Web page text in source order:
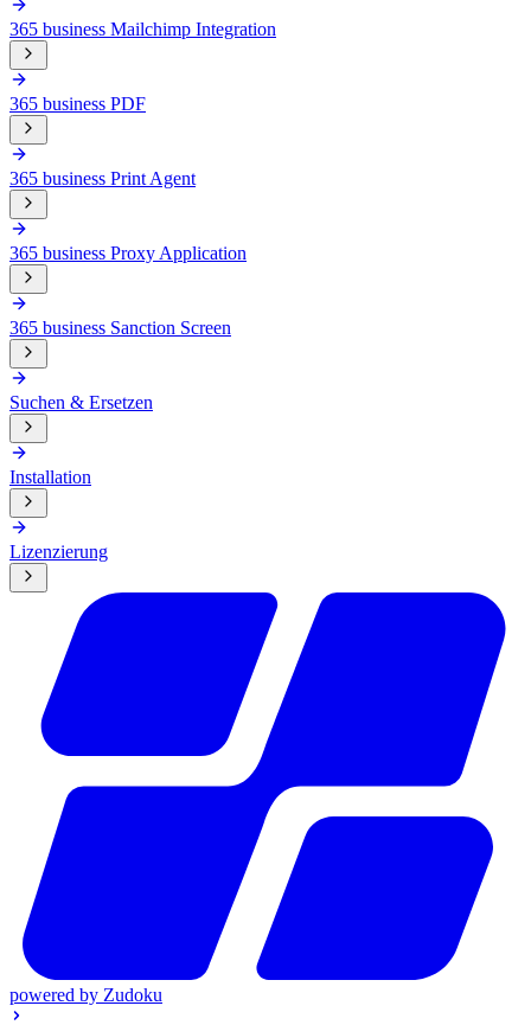
365 business Mailchimp Integration
365 business PDF
365 business Print Agent
365 business Proxy Application
365 business Sanction Screen
Suchen & Ersetzen
Installation
Lizenzierung
powered by Zudoku